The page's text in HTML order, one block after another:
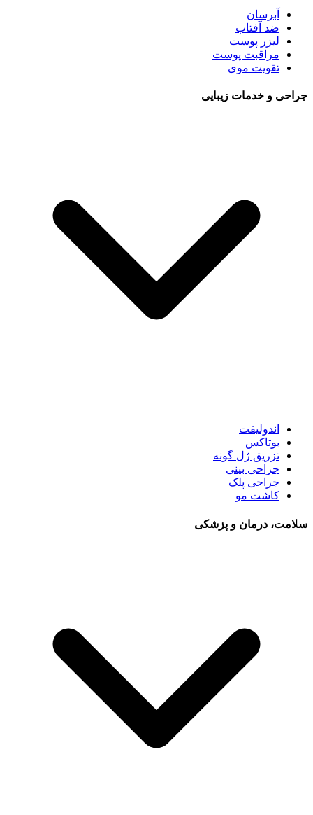
آبرسان
ضد آفتاب
لیزر پوست
مراقبت پوست
تقویت موی
جراحی و خدمات زیبایی
اندولیفت
بوتاکس
تزریق ژل گونه
جراحی بینی
جراحی پلک
کاشت مو
سلامت، درمان و پزشکی